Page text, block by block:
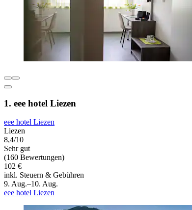
1. eee hotel Liezen
eee hotel Liezen
Liezen
8,4/10
Sehr gut
(160 Bewertungen)
102 €
inkl. Steuern & Gebühren
9. Aug.–10. Aug.
eee hotel Liezen